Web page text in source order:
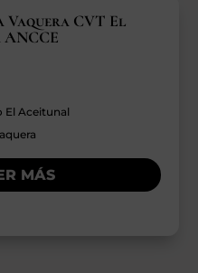
Vaquera CVT El
El Aceitunal
MÁS